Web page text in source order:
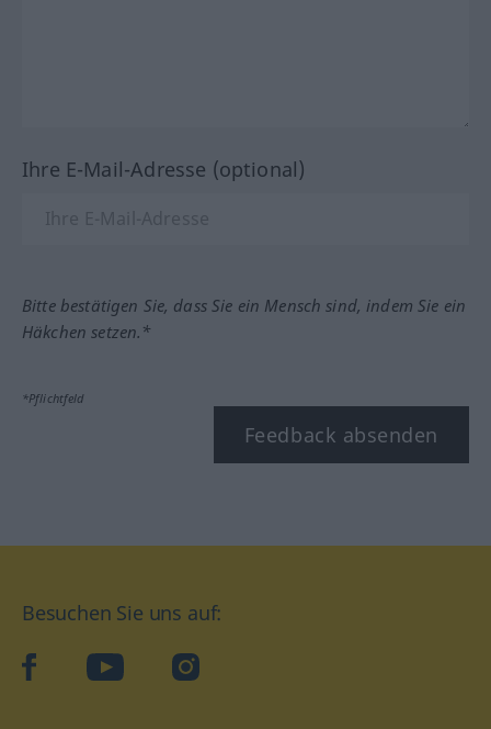
Ihre E-Mail-Adresse (optional)
Bitte bestätigen Sie, dass Sie ein Mensch sind, indem Sie ein
Häkchen setzen.*
*Pflichtfeld
Feedback absenden
Besuchen Sie uns auf:
facebookYouTube Instagram